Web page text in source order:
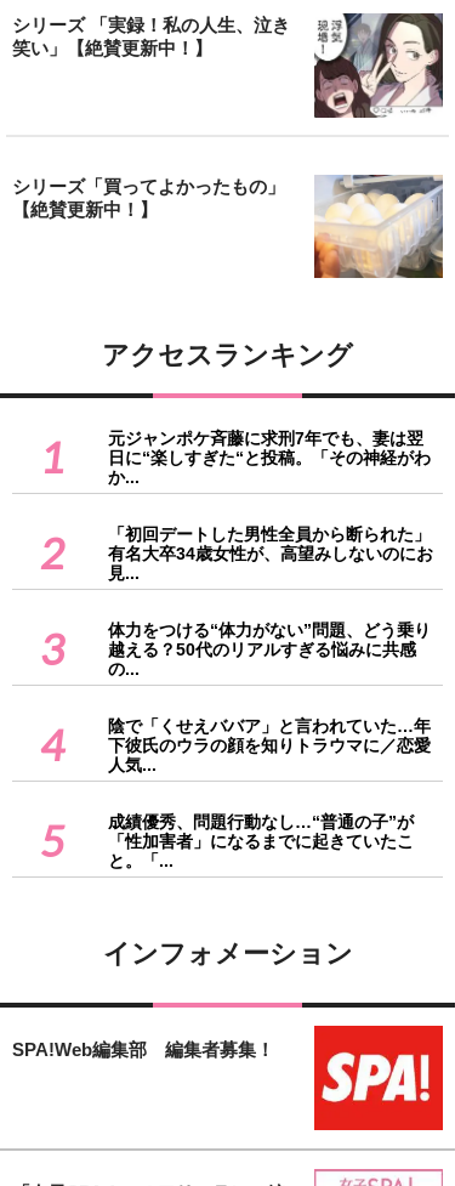
シリーズ 「実録！私の人生、泣き
笑い」【絶賛更新中！】
シリーズ「買ってよかったもの」
【絶賛更新中！】
アクセスランキング
1
元ジャンポケ斉藤に求刑7年でも、妻は翌
日に“楽しすぎた“と投稿。「その神経がわ
か...
2
「初回デートした男性全員から断られた」
有名大卒34歳女性が、高望みしないのにお
見...
3
体力をつける“体力がない”問題、どう乗り
越える？50代のリアルすぎる悩みに共感
の...
4
陰で「くせえババア」と言われていた…年
下彼氏のウラの顔を知りトラウマに／恋愛
人気...
5
成績優秀、問題行動なし…“普通の子”が
「性加害者」になるまでに起きていたこ
と。「...
インフォメーション
SPA!Web編集部 編集者募集！